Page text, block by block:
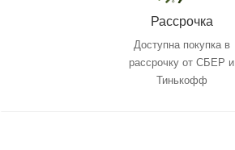
Рассрочка
Доступна покупка в
рассрочку от СБЕР и
Тинькофф